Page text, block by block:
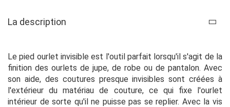
La description
Le pied ourlet invisible est l'outil parfait lorsqu'il s'agit de la
finition des ourlets de jupe, de robe ou de pantalon. Avec
son aide, des coutures presque invisibles sont créées à
l'extérieur du matériau de couture, ce qui fixe l'ourlet
intérieur de sorte qu'il ne puisse pas se replier. Avec la vis